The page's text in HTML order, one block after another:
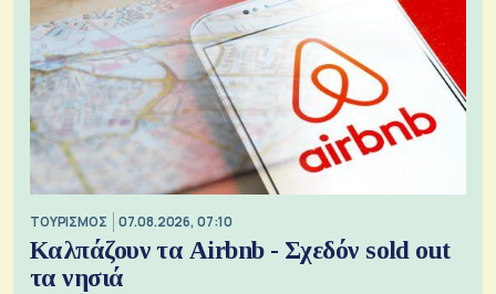
ΤΟΥΡΙΣΜΟΣ 07.08.2026, 07:10
Καλπάζουν τα Airbnb - Σχεδόν sold out
τα νησιά